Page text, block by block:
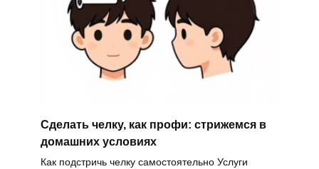
Сделать челку, как профи: стрижемся в
домашних условиях
Как подстричь челку самостоятельно Услуги